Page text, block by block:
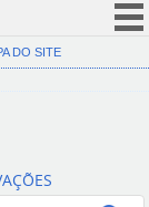
(COVID-19)
Canais
DO SITE